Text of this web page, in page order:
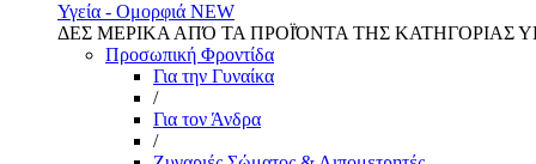
Υγεία - Ομορφιά NEW
ΔΕΣ ΜΕΡΙΚΑ ΑΠΌ ΤΑ ΠΡΟΪΌΝΤΑ ΤΗΣ ΚΑΤΗΓΟΡΙΑΣ
Προσωπική Φροντίδα
Για την Γυναίκα
/
Για τον Άνδρα
/